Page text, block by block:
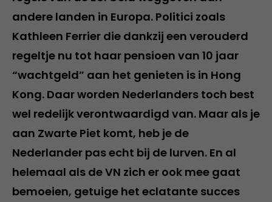
andere landen in Europa. Politici zoals
Kathleen Ferrier die dankzij een verouderd
regeltje nu tot haar pensioen van 10 jaar
“wachtgeld” aan het genieten is in Hong
Kong. Daar worden Nederlanders toch best
wel redelijk verontwaardigd van. Maar als je
aan Zwarte Piet komt, heb je de
Nederlander pas echt bij de lurven. En al
helemaal als de VN zich er ook mee gaat
bemoeien, getuige het eclatante succes